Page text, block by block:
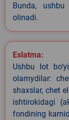
Bunda,
olinadi.
Eslatma:
Ushbu lot
olamydilar:
shaxslar, chet
ishtirokidagi
fondining